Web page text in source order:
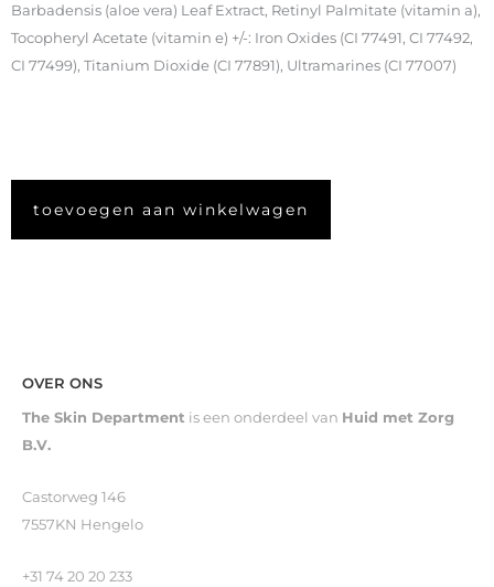
Barbadensis (aloe vera) Leaf Extract, Retinyl Palmitate (vitamin a),
Tocopheryl Acetate (vitamin e) +/-: Iron Oxides (CI 77491, CI 77492,
CI 77499), Titanium Dioxide (CI 77891), Ultramarines (CI 77007)
toevoegen aan winkelwagen
OVER ONS
The Skin Department is een onderdeel van Huid met Zorg
B.V.
Castorweg 146
7557KN Hengelo
+31 74 20 20 233